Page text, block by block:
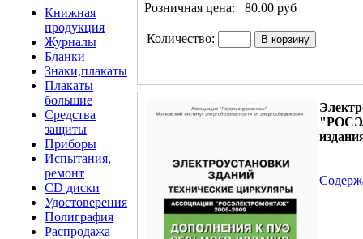
Книжная
продукция
Журналы
Бланки
Знаки,плакаты
Плакаты
большие
Средства
защиты
Приборы
Испытания,
ремонт
CD диски
Удостоверения
Полиграфия
Распродажа
Розничная цена: 80.00 руб
Количество: